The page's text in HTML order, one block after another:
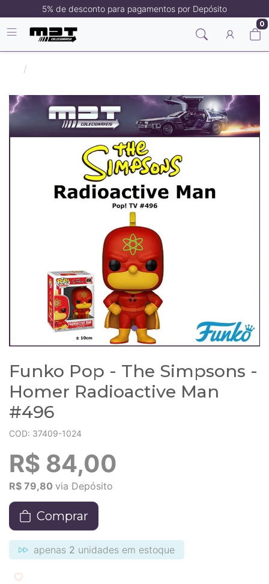
5% de desconto para pagamentos por Depósito
0
Funko Pop - The Simpsons -
Homer Radioactive Man
#496
COD: 37409-1024
R$ 84,00
R$ 79,80 via Depósito
Comprar
apenas 2 unidades em estoque